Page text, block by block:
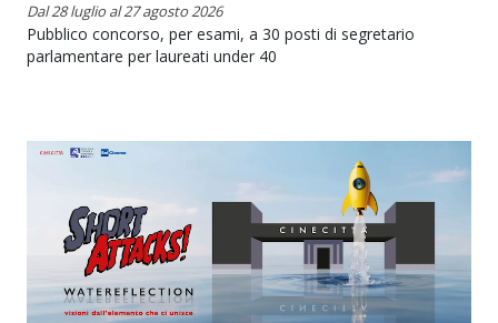
Dal 28 luglio al 27 agosto 2026
Pubblico concorso, per esami, a 30 posti di segretario
parlamentare per laureati under 40